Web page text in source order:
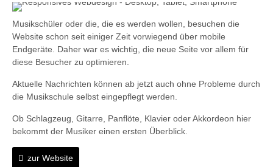
Musikschüler oder die, die es werden wollen, besuchen die
Website schon seit einiger Zeit vorwiegend über mobile
Endgeräte. Daher war es wichtig, die neue Seite vor allem für
diese Besucher zu optimieren.
Aktuelle Nachrichten können ab jetzt auch ohne Probleme durch
die Musikschule selbst eingepflegt werden.
Ob Schlagzeug, Gitarre, Panflöte, Klavier oder Akkordeon hier
bekommt der Musiker einen ersten Überblick.
zur Website